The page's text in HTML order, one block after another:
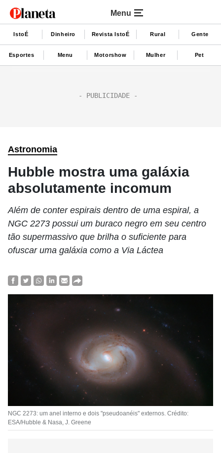
Menu
IstoÉ Dinheiro Revista IstoÉ Rural Gente
Esportes Menu Motorshow Mulher Pet
Astronomia
Hubble mostra uma galáxia
absolutamente incomum
Além de conter espirais dentro de uma espiral, a
NGC 2273 possui um buraco negro em seu centro
tão supermassivo que brilha o suficiente para
ofuscar uma galáxia como a Via Láctea
NGC 2273: um anel interno e dois "pseudoanéis" externos. Crédito:
ESA/Hubble & Nasa, J. Greene